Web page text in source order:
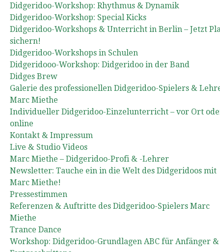
Didgeridoo-Workshop: Rhythmus & Dynamik
Didgeridoo-Workshop: Special Kicks
Didgeridoo-Workshops & Unterricht in Berlin – Jetzt
sichern!
Didgeridoo-Workshops in Schulen
Didgeridooo-Workshop: Didgeridoo in der Band
Didges Brew
Galerie des professionellen Didgeridoo-Spielers &
Marc Miethe
Individueller Didgeridoo-Einzelunterricht – vor Ort
online
Kontakt & Impressum
Live & Studio Videos
Marc Miethe – Didgeridoo-Profi & -Lehrer
Newsletter: Tauche ein in die Welt des Didgeridoos mit
Marc Miethe!
Pressestimmen
Referenzen & Auftritte des Didgeridoo-Spielers Marc
Miethe
Trance Dance
Workshop: Didgeridoo-Grundlagen ABC für Anfänger &